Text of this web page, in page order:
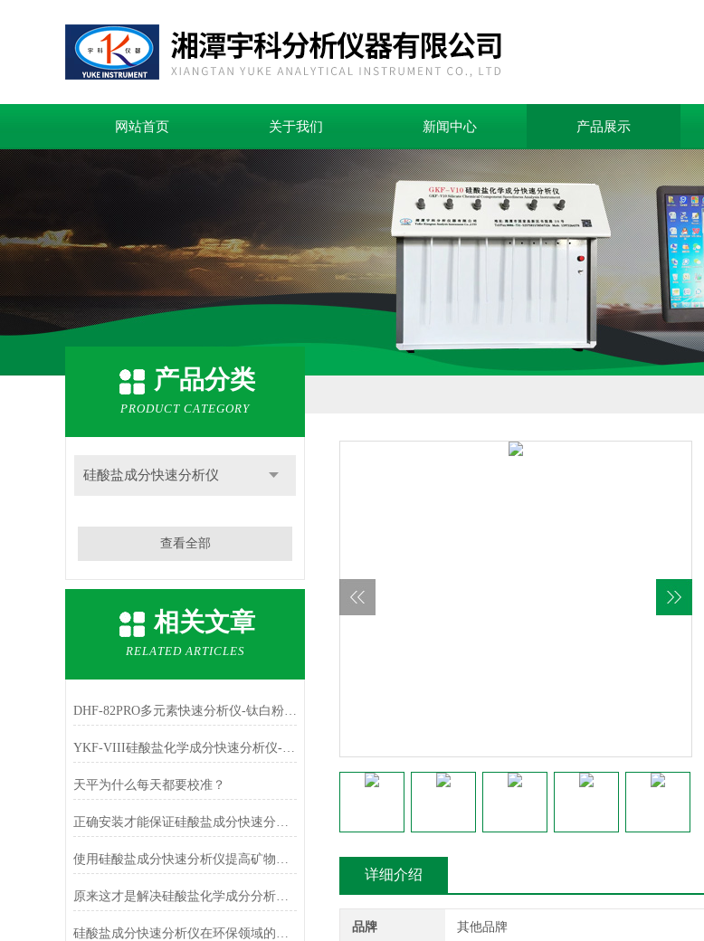
网站首页 关于我们 新闻中心 产品展示
产品分类
PRODUCT CATEGORY
硅酸盐成分快速分析仪
查看全部
相关文章
RELATED ARTICLES
DHF-82PRO多元素快速分析仪-钛白粉、金红石中主成份TiO2的测定
YKF-VIII硅酸盐化学成分快速分析仪-铁红中主成份Fe2O3的测定
天平为什么每天都要校准？
正确安装才能保证硅酸盐成分快速分析仪的正常运行
使用硅酸盐成分快速分析仪提高矿物加工效率
原来这才是解决硅酸盐化学成分分析常见故障的正确方法！
硅酸盐成分快速分析仪在环保领域的应用及前景
详细介绍
品牌 其他品牌